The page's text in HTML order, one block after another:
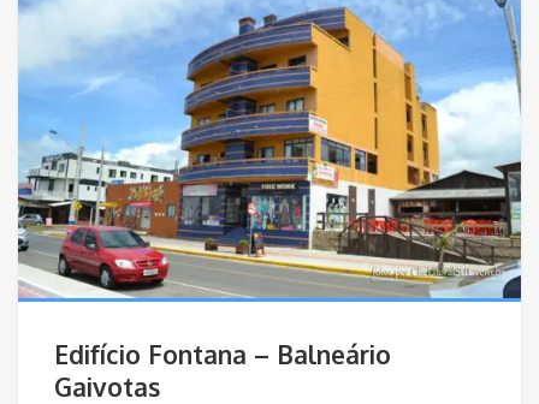
Edifício Fontana – Balneário
Gaivotas